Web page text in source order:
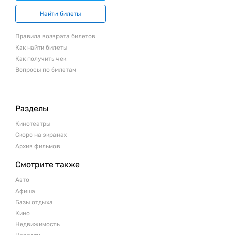
Найти билеты
Правила возврата билетов
Как найти билеты
Как получить чек
Вопросы по билетам
Разделы
Кинотеатры
Скоро на экранах
Архив фильмов
Смотрите также
Авто
Афиша
Базы отдыха
Кино
Недвижимость